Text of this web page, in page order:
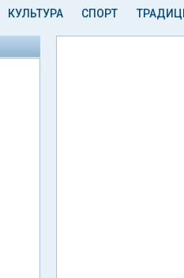
КУЛЬТУРА СПОРТ